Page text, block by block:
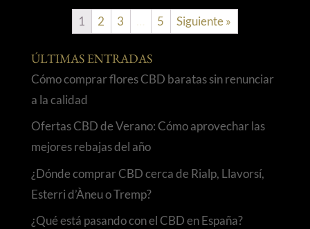
1 2 3 5 Siguiente »
ÚLTIMAS ENTRADAS
Cómo comprar flores CBD baratas sin renunciar
a la calidad
Ofertas CBD de Verano: Cómo aprovechar las
mejores rebajas del año
¿Dónde comprar CBD cerca de Rialp, Llavorsí,
Esterri d’Àneu o Tremp?
¿Qué está pasando con el CBD en España?